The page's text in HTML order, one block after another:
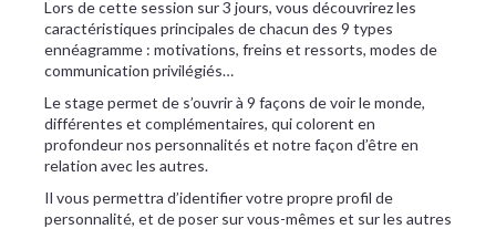
Lors de cette session sur 3 jours, vous découvrirez les
caractéristiques principales de chacun des 9 types
ennéagramme : motivations, freins et ressorts, modes de
communication privilégiés…
Le stage permet de s’ouvrir à 9 façons de voir le monde,
différentes et complémentaires, qui colorent en
profondeur nos personnalités et notre façon d’être en
relation avec les autres.
Il vous permettra d’identifier votre propre profil de
personnalité, et de poser sur vous-mêmes et sur les autres